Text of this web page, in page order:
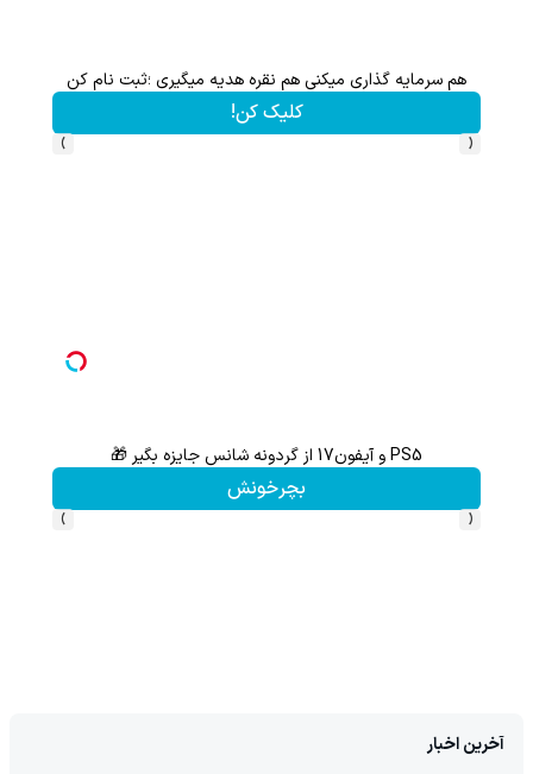
هم سرمایه گذاری میکنی هم نقره هدیه میگیری ؛ثبت نام کن
کلیک کن!
‹
›
PS5 و آیفون17 از گردونه شانس جایزه بگیر 🎁
بچرخونش
‹
›
آخرین اخبار